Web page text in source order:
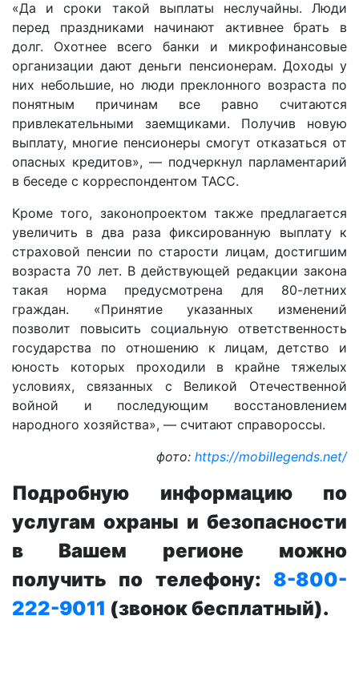
«Да и сроки такой выплаты неслучайны. Люди
перед праздниками начинают активнее брать в
долг. Охотнее всего банки и микрофинансовые
организации дают деньги пенсионерам. Доходы у
них небольшие, но люди преклонного возраста по
понятным причинам все равно считаются
привлекательными заемщиками. Получив новую
выплату, многие пенсионеры смогут отказаться от
опасных кредитов», — подчеркнул парламентарий
в беседе с корреспондентом ТАСС.
Кроме того, законопроектом также предлагается
увеличить в два раза фиксированную выплату к
страховой пенсии по старости лицам, достигшим
возраста 70 лет. В действующей редакции закона
такая норма предусмотрена для 80-летних
граждан. «Принятие указанных изменений
позволит повысить социальную ответственность
государства по отношению к лицам, детство и
юность которых проходили в крайне тяжелых
условиях, связанных с Великой Отечественной
войной и последующим восстановлением
народного хозяйства», — считают справороссы.
фото: https://mobillegends.net/
Подробную информацию по
услугам охраны и безопасности
в Вашем регионе можно
получить по телефону: 8-800-
222-9011 (звонок бесплатный).